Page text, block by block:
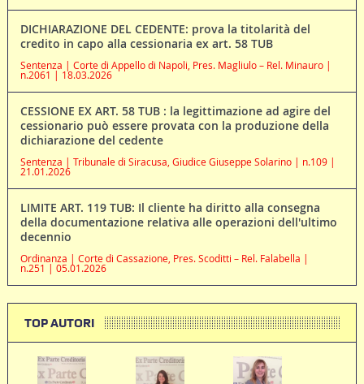
DICHIARAZIONE DEL CEDENTE: prova la titolarità del
credito in capo alla cessionaria ex art. 58 TUB
Sentenza | Corte di Appello di Napoli, Pres. Magliulo – Rel. Minauro |
n.2061 | 18.03.2026
CESSIONE EX ART. 58 TUB : la legittimazione ad agire del
cessionario può essere provata con la produzione della
dichiarazione del cedente
Sentenza | Tribunale di Siracusa, Giudice Giuseppe Solarino | n.109 |
21.01.2026
LIMITE ART. 119 TUB: Il cliente ha diritto alla consegna
della documentazione relativa alle operazioni dell'ultimo
decennio
Ordinanza | Corte di Cassazione, Pres. Scoditti – Rel. Falabella |
n.251 | 05.01.2026
TOP AUTORI